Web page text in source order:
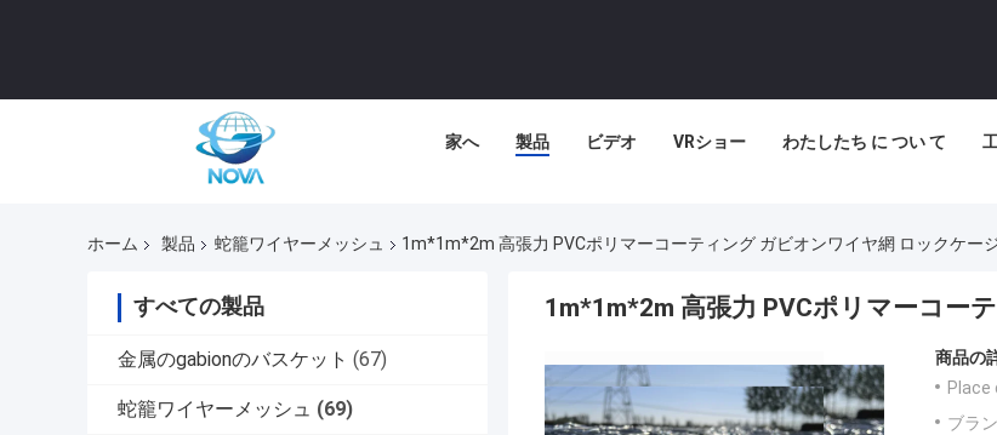
家へ 製品 ビデオ VRショー わたしたち に つい て
ホーム 製品 蛇籠ワイヤーメッシュ 1m*1m*2m 高張力 PVCポリマーコーティング ガビオンワイヤ網 ロックケー
すべての製品
金属のgabionのバスケット (67)
蛇籠ワイヤーメッシュ (69)
1m*1m*2m 高張力 PVCポリマーコー
商品の
Place
ブラ